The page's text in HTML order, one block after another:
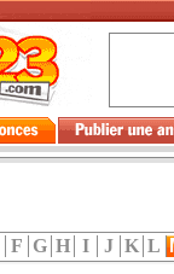
F G H I J K L